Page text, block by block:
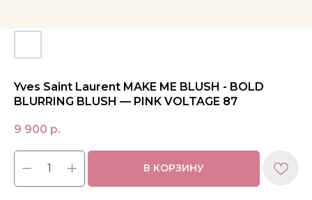
Yves Saint Laurent MAKE ME BLUSH - BOLD
BLURRING BLUSH — PINK VOLTAGE 87
9 900 р.
В КОРЗИНУ